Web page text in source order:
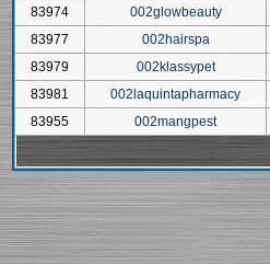
83974
002glowbeauty
83977
002hairspa
83979
002klassypet
83981
002laquintapharmacy
83955
002mangpest